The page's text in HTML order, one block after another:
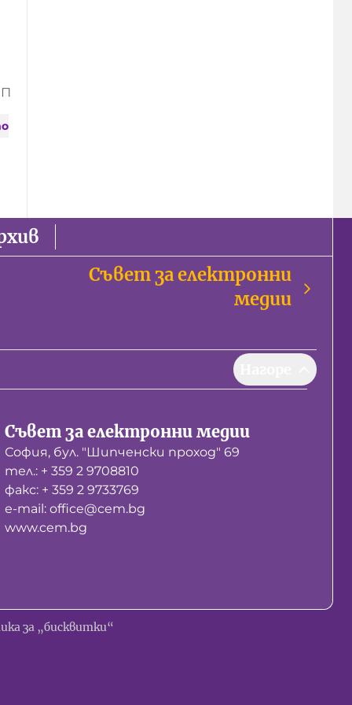
Съвет за електронни
медии
Съвет за електронни медии
София, бул. "Шипченски проход" 69
тел.: + 359 2 9708810
факс: + 359 2 9733769
е-mail: office@cem.bg
www.cem.bg
за „бисквитки“